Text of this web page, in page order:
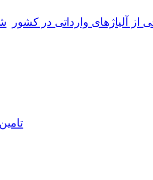
از آلیاژهای وارداتی در کشور